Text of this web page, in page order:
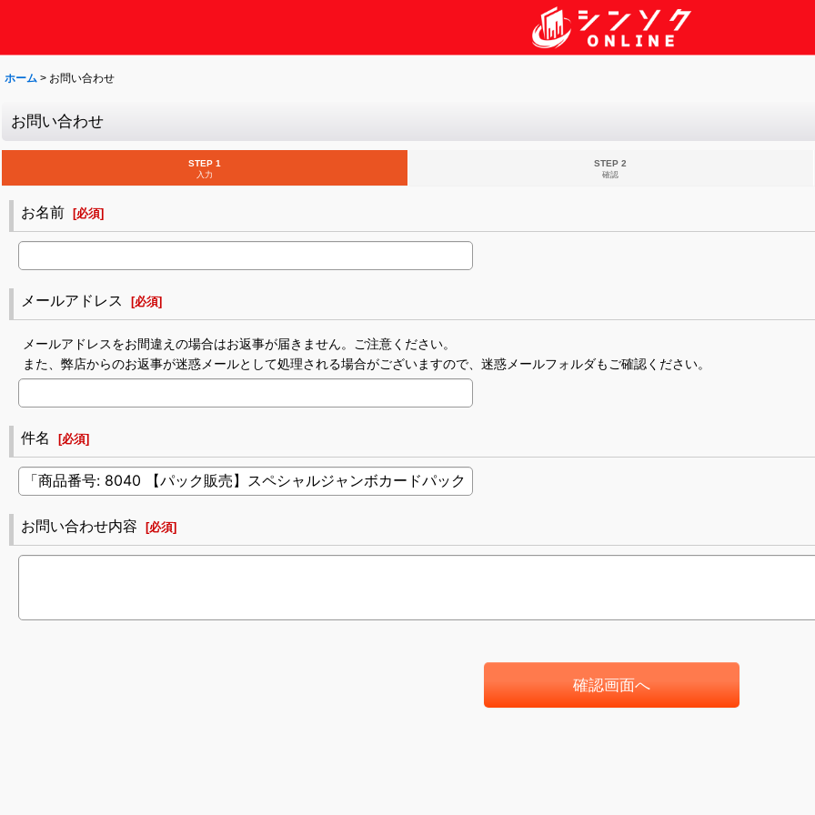
ホーム > お問い合わせ
お問い合わせ
STEP 1
入力
STEP 2
確認
お名前 [必須]
メールアドレス [必須]
メールアドレスをお間違えの場合はお返事が届きません。ご注意ください。
また、弊店からのお返事が迷惑メールとして処理される場合がございますので、迷惑メールフォルダもご確認ください。
件名 [必須]
お問い合わせ内容 [必須]
確認画面へ